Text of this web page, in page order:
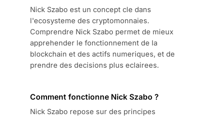
Nick Szabo est un concept cle dans
l'ecosysteme des cryptomonnaies.
Comprendre Nick Szabo permet de mieux
apprehender le fonctionnement de la
blockchain et des actifs numeriques, et de
prendre des decisions plus eclairees.
Comment fonctionne Nick Szabo ?
Nick Szabo repose sur des principes